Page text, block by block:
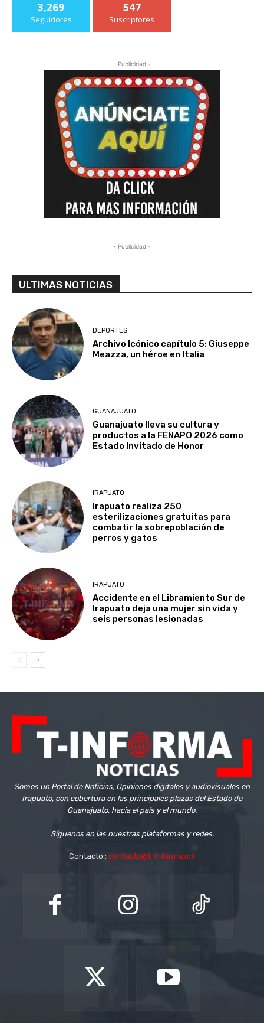
3,269
Seguidores
547
Suscriptores
- Publicidad -
- Publicidad -
ULTIMAS NOTICIAS
DEPORTES
Archivo Icónico capítulo 5: Giuseppe
Meazza, un héroe en Italia
GUANAJUATO
Guanajuato lleva su cultura y
productos a la FENAPO 2026 como
Estado Invitado de Honor
IRAPUATO
Irapuato realiza 250
esterilizaciones gratuitas para
combatir la sobrepoblación de
perros y gatos
IRAPUATO
Accidente en el Libramiento Sur de
Irapuato deja una mujer sin vida y
seis personas lesionadas
Somos un Portal de Noticias, Opiniones digitales y audiovisuales en
Irapuato, con cobertura en las principales plazas del Estado de
Guanajuato, hacia el país y el mundo.
Síguenos en las nuestras plataformas y redes.
Contacto : contacto@t-informa.mx